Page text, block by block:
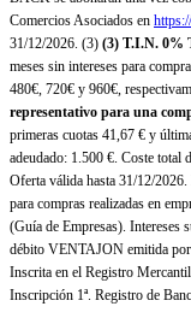
Comercios Asociados en
31/12/2026. (3) (3) T.I.N. 0%
meses sin intereses para
480€, 720€ y 960€,
representativo para una
primeras cuotas 41,67 € y
adeudado: 1.500 €. Coste total
Oferta válida hasta 31/12/
para compras realizadas en
(Guía de Empresas). Intereses
débito VENTAJON emitida
Inscrita en el Registro
Inscripción 1ª. Registro de